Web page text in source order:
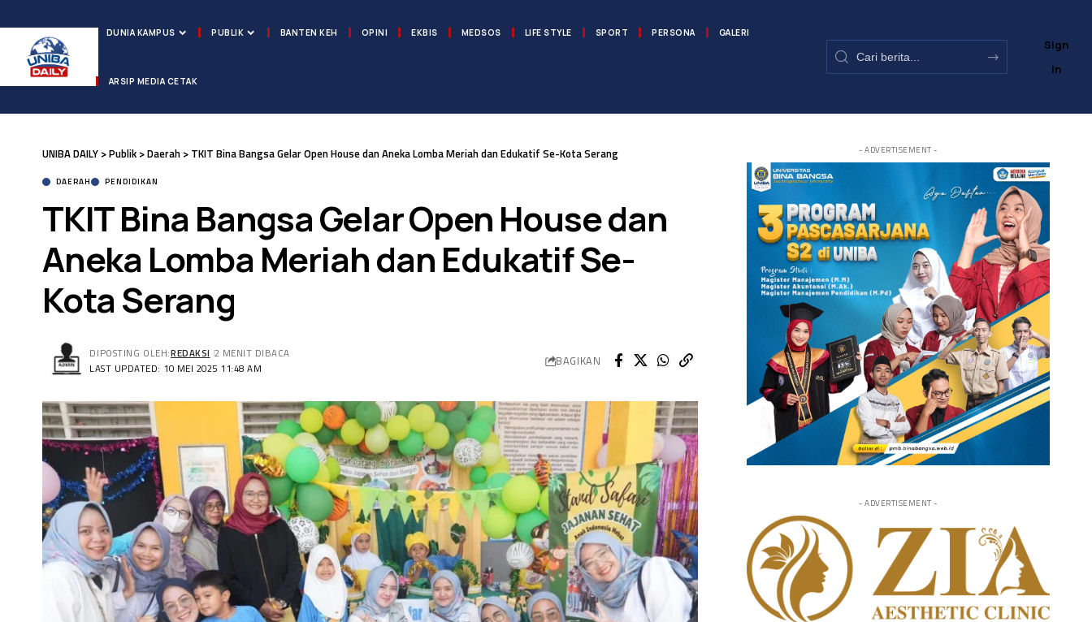
DUNIA KAMPUS PUBLIK BANTEN KEH OPINI EKBIS MEDSOS LIFE STYLE SPORT PERSONA GALERI
ARSIP MEDIA CETAK
Sign
In
UNIBA DAILY >Publik >Daerah > TKIT Bina Bangsa Gelar Open House dan Aneka Lomba Meriah dan Edukatif Se-Kota Serang
DAERAH PENDIDIKAN
TKIT Bina Bangsa Gelar Open House dan
Aneka Lomba Meriah dan Edukatif Se-
Kota Serang
LAST UPDATED: 10 MEI 2025 11:48 AM
DIPOSTING OLEH:REDAKSI 2 MENIT DIBACA BAGIKAN
- ADVERTISEMENT -
- ADVERTISEMENT -